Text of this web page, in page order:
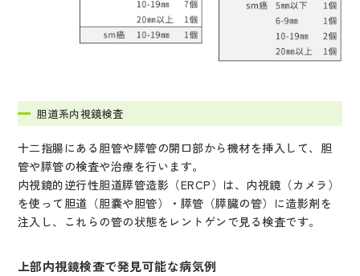
胆道系内視鏡検査
十二指腸にある胆管や膵管の開口部から機材を挿入して、胆
管や膵管の検査や治療を行います。
内視鏡的逆行性胆道膵管造影（ERCP）は、内視鏡（カメラ）
を使って胆道（胆嚢や胆管）・膵管（膵臓の管）に造影剤を
注入し、これらの管の状態をレントゲンで見る検査です。
上部内視鏡検査で発見可能な病気例